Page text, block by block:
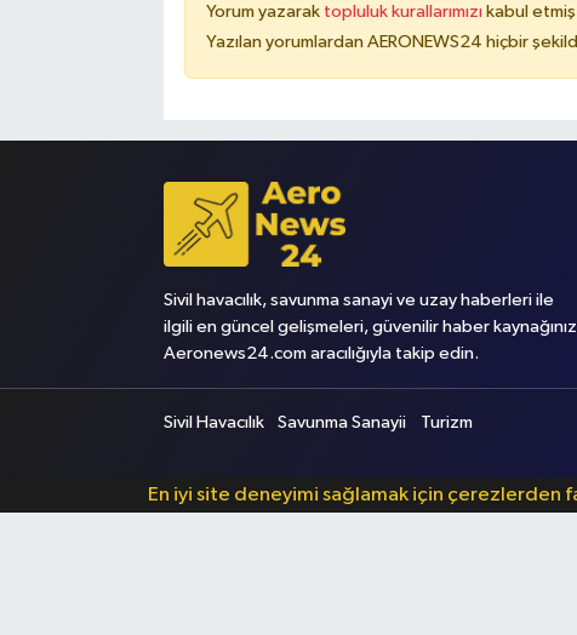
Yorum yazarak topluluk kurallarımızı kabul
Yazılan yorumlardan AERONEWS24 hiçbir
Sivil havacılık, savunma sanayi ve uzay haberleri ile
ilgili en güncel gelişmeleri, güvenilir haber kaynağınız
Aeronews24.com aracılığıyla takip edin.
Sivil Havacılık Savunma Sanayii Turizm
En iyi site deneyimi sağlamak için çerezlerden